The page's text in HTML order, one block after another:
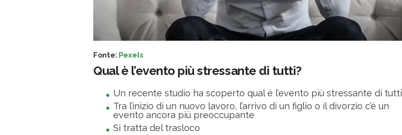
Fonte: Pexels
Qual è l’evento più stressante di tutti?
Un recente studio ha scoperto qual è l’evento più stressante di tutti
Tra l’inizio di un nuovo lavoro, l’arrivo di un figlio o il divorzio c’è un
evento ancora più preoccupante
Si tratta del trasloco